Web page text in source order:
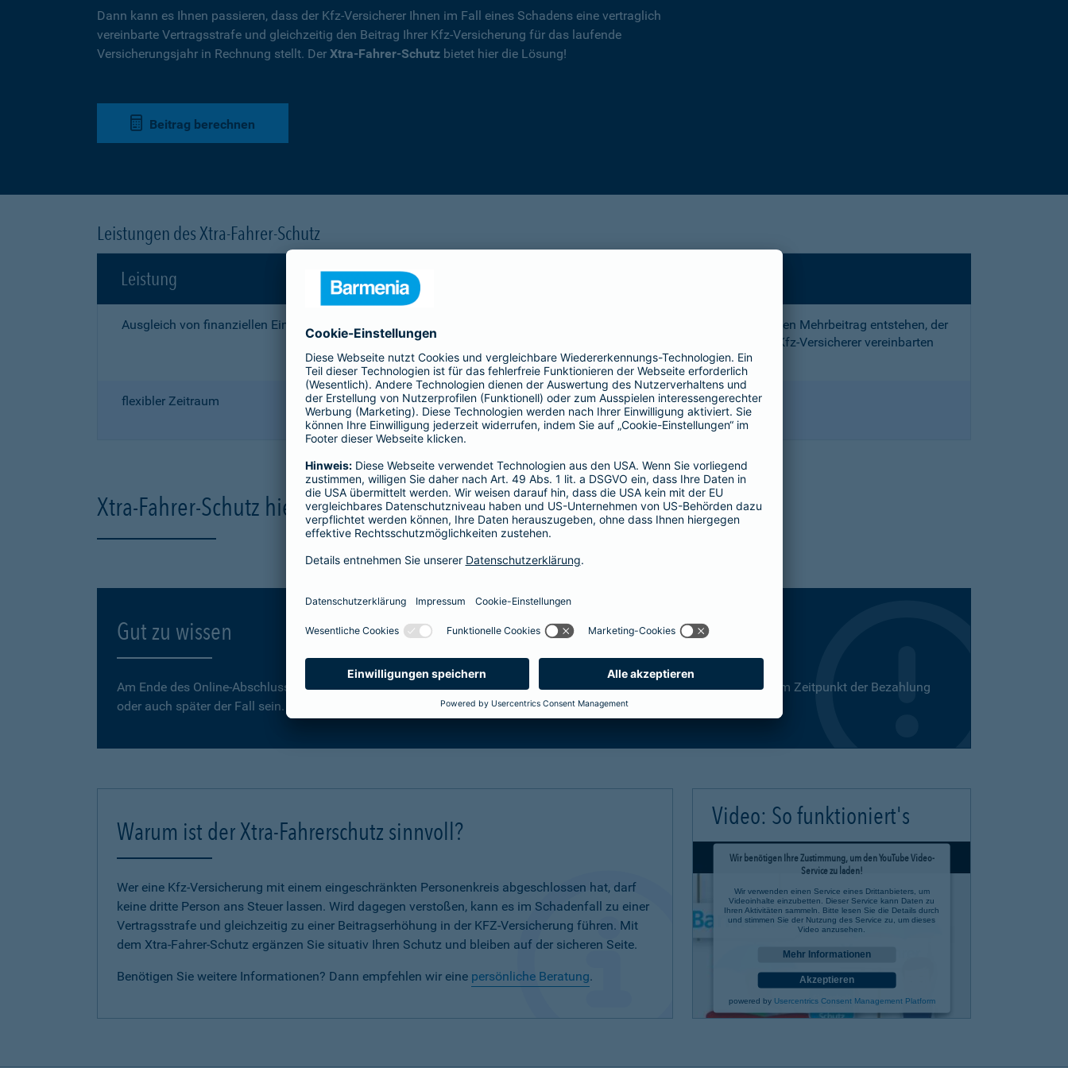
Dann kann es Ihnen passieren, dass der Kfz-Versicherer Ihnen im Fall eines Schadens eine vertraglich
vereinbarte Vertragsstrafe und gleichzeitig den Beitrag Ihrer Kfz-Versicherung für das laufende
Versicherungsjahr in Rechnung stellt. Der Xtra-Fahrer-Schutz bietet hier die Lösung!
Beitrag berechnen
Leistungen des Xtra-Fahrer-Schutz
Leistung
Ausgleich von finanziellen Einbußen
die Ihnen nach einem Unfall durch die Vertragsstrafe und den Mehrbeitrag entstehen, der
Ihnen wegen einer unerlaubten Erweiterung des mit Ihrem Kfz-Versicherer vereinbarten
Fahrerkreises in Rechnung gestellt wird
flexibler Zeitraum
1, 2 oder 3 Tage bzw.
1, 2 oder 3 Wochen
Xtra-Fahrer-Schutz hier online berechnen und direkt abschließen
Gut zu wissen
Am Ende des Online-Abschlusses können Sie selbst bestimmen, ab wann Ihr Xtra-Fahrer-Schutz gültig ist. Dies kann zum Zeitpunkt der Bezahlung
oder auch später der Fall sein.
Warum ist der Xtra-Fahrerschutz sinnvoll?
Wer eine Kfz-Versicherung mit einem eingeschränkten Personenkreis abgeschlossen hat, darf
keine dritte Person ans Steuer lassen. Wird dagegen verstoßen, kann es im Schadenfall zu einer
Vertragsstrafe und gleichzeitig zu einer Beitragserhöhung in der KFZ-Versicherung führen. Mit
dem Xtra-Fahrer-Schutz ergänzen Sie situativ Ihren Schutz und bleiben auf der sicheren Seite.
Benötigen Sie weitere Informationen? Dann empfehlen wir eine persönliche Beratung.
Video: So funktioniert's
Wir benötigen Ihre Zustimmung, um den YouTube Video-
Service zu laden!
Wir verwenden einen Service eines Drittanbieters, um
Videoinhalte einzubetten. Dieser Service kann Daten zu
Ihren Aktivitäten sammeln. Bitte lesen Sie die Details durch
und stimmen Sie der Nutzung des Service zu, um dieses
Video anzusehen.
Mehr Informationen
Akzeptieren
powered by Usercentrics Consent Management Platform